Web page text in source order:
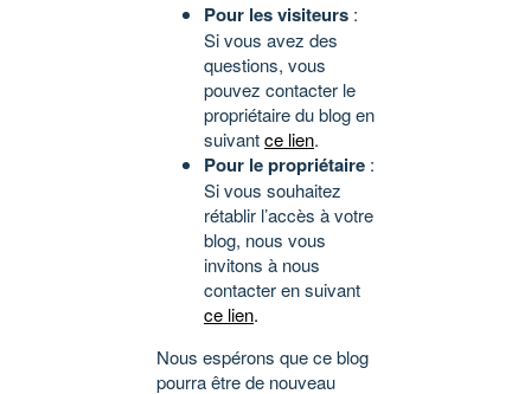
Pour les visiteurs :
Si vous avez des
questions, vous
pouvez contacter le
propriétaire du blog en
suivantce lien.
Pour le propriétaire :
Si vous souhaitez
rétablir l’accès à votre
blog, nous vous
invitons à nous
contacter en suivant
ce lien.
Nous espérons que ce blog
pourra être de nouveau